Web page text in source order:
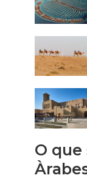
O que